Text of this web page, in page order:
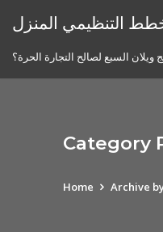
التنظيمي المنزل
السبع لصالح التجارة الحرة؟
Category
Home Archive